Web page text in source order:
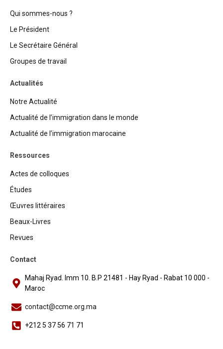
Qui sommes-nous ?
Le Président
Le Secrétaire Général
Groupes de travail
Actualités
Notre Actualité
Actualité de l’immigration dans le monde
Actualité de l’immigration marocaine
Ressources
Actes de colloques
Études
Œuvres littéraires
Beaux-Livres
Revues
Contact
Mahaj Ryad. Imm 10. B.P 21481 - Hay Ryad - Rabat 10 000 -
Maroc
contact@ccme.org.ma
+212 5 37 56 71 71